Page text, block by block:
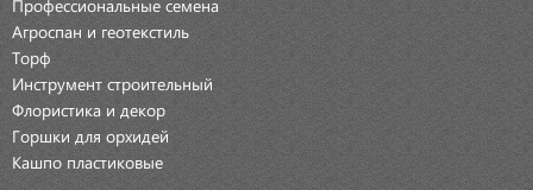
Профессиональные семена
Агроспан и геотекстиль
Торф
Инструмент строительный
Флористика и декор
Горшки для орхидей
Кашпо пластиковые